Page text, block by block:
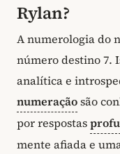
Rylan?
A numerologia do
número destino 7.
analítica e
numeraçãosão
por respostas
mente afiada e